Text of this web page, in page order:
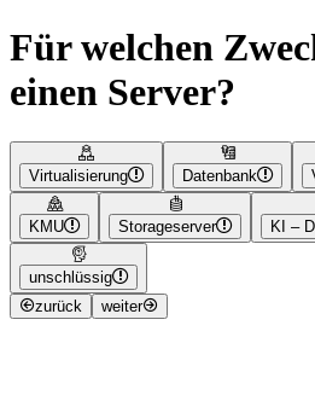
Für welchen
einen Server?
Virtualisierung Datenbank
KMU Storageserver KI –
unschlüssig
zurück
weiter